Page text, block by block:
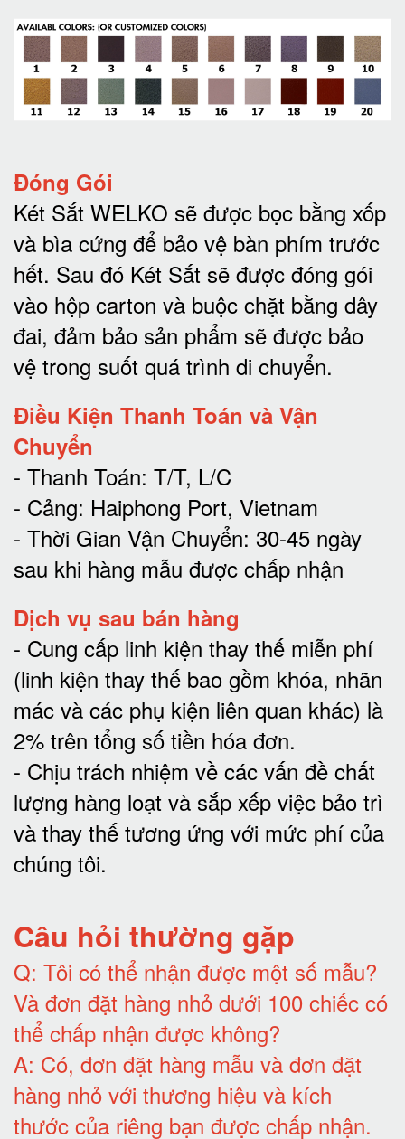
Đóng Gói
Két Sắt WELKO sẽ được bọc bằng xốp
và bìa cứng để bảo vệ bàn phím trước
hết. Sau đó Két Sắt sẽ được đóng gói
vào hộp carton và buộc chặt bằng dây
đai, đảm bảo sản phẩm sẽ được bảo
vệ trong suốt quá trình di chuyển.
Điều Kiện Thanh Toán và Vận
Chuyển
- Thanh Toán: T/T, L/C
- Cảng: Haiphong Port, Vietnam
- Thời Gian Vận Chuyển: 30-45 ngày
sau khi hàng mẫu được chấp nhận
Dịch vụ sau bán hàng
- Cung cấp linh kiện thay thế miễn phí
(linh kiện thay thế bao gồm khóa, nhãn
mác và các phụ kiện liên quan khác) là
2% trên tổng số tiền hóa đơn.
- Chịu trách nhiệm về các vấn đề chất
lượng hàng loạt và sắp xếp việc bảo trì
và thay thế tương ứng với mức phí của
chúng tôi.
Câu hỏi thường gặp
Q: Tôi có thể nhận được một số mẫu?
Và đơn đặt hàng nhỏ dưới 100 chiếc có
thể chấp nhận được không?
A: Có, đơn đặt hàng mẫu và đơn đặt
hàng nhỏ với thương hiệu và kích
thước của riêng bạn được chấp nhận.